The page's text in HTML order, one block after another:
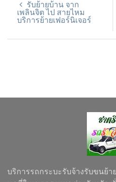
รับย้ายบ้าน จาก
เพลินจิต ไป สายไหม
บริการย้ายเฟอร์นิเจอร์
บริการรถกระบะรับจ้างรับขนย้